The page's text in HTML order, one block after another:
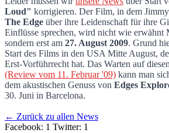
"It Might Get Loud"
Loud" korrigieren. Der Film, in dem
The Edge über ihre Leidenschaft für ihre
Einflüsse sprechen, wird nicht wie erwähnt
sondern erst am 27. August 2009. Grund
Start des Films in den USA Mitte August,
Erst-Vorführrecht hat. Das Warten auf
(Review vom 11. Februar '09) kann man
dem akustischen Genuss von Edges
30. Juni in Barcelona.
← Zurück zu allen News
Facebook: 1 Twitter: 1